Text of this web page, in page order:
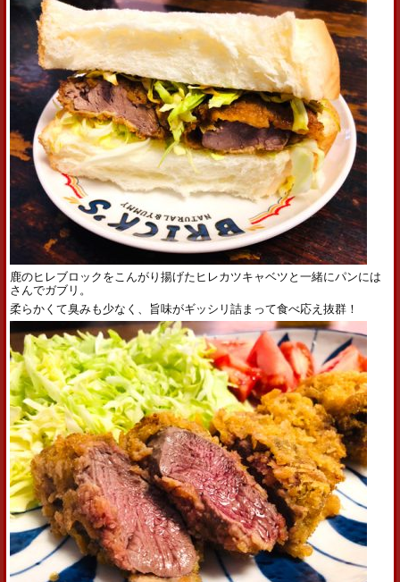
鹿のヒレブロックをこんがり揚げたヒレカツキャベツと一緒にパンには
さんでガブリ。
柔らかくて臭みも少なく、旨味がギッシリ詰まって食べ応え抜群！